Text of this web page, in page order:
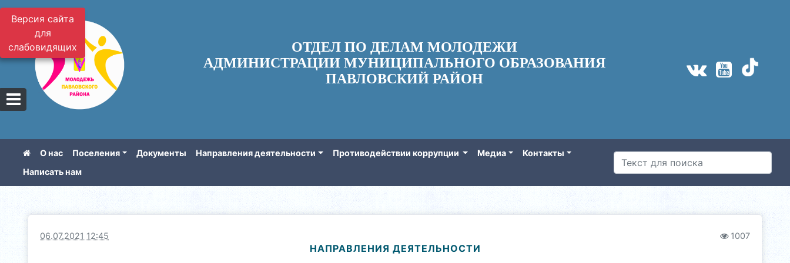
Версия сайта
для
слабовидящих
ОТДЕЛ ПО ДЕЛАМ МОЛОДЕЖИ
АДМИНИСТРАЦИИ МУНИЦИПАЛЬНОГО ОБРАЗОВАНИЯ
ПАВЛОВСКИЙ РАЙОН
О нас Поселения Документы Направления деятельности Противодействии коррупции Медиа
Контакты
Написать нам
06.07.2021 12:45 1007
НАПРАВЛЕНИЯ ДЕЯТЕЛЬНОСТИ